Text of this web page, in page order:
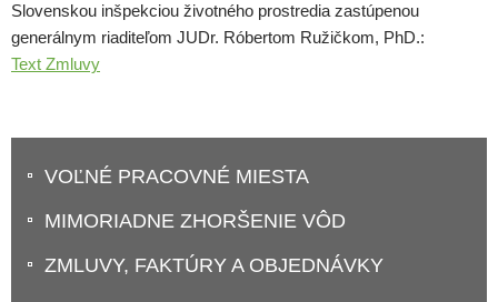
Slovenskou inšpekciou životného prostredia zastúpenou
generálnym riaditeľom JUDr. Róbertom Ružičkom, PhD.:
Text Zmluvy
VOĽNÉ PRACOVNÉ MIESTA
MIMORIADNE ZHORŠENIE VÔD
ZMLUVY, FAKTÚRY A OBJEDNÁVKY